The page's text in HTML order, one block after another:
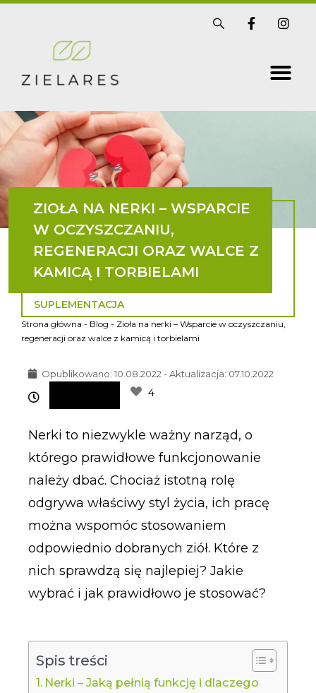
S
i
F
a
I
n
a
g
ZIOŁA NA NERKI – WSPARCIE
W OCZYSZCZANIU,
REGENERACJI ORAZ WALCE Z
KAMICĄ I TORBIELAMI
SUPLEMENTACJA
Strona główna - Blog - Zioła na nerki – Wsparcie w oczyszczaniu,
regeneracji oraz walce z kamicą i torbielami
Opublikowano: 10.08.2022 - Aktualizacja: 07.10.2022
4
Nerki to niezwykle ważny narząd, o
którego prawidłowe funkcjonowanie
należy dbać. Chociaż istotną rolę
odgrywa właściwy styl życia, ich pracę
można wspomóc stosowaniem
odpowiednio dobranych ziół. Które z
nich sprawdzą się najlepiej? Jakie
wybrać i jak prawidłowo je stosować?
Spis treści
Nerki – Jaką pełnią funkcję i dlaczego